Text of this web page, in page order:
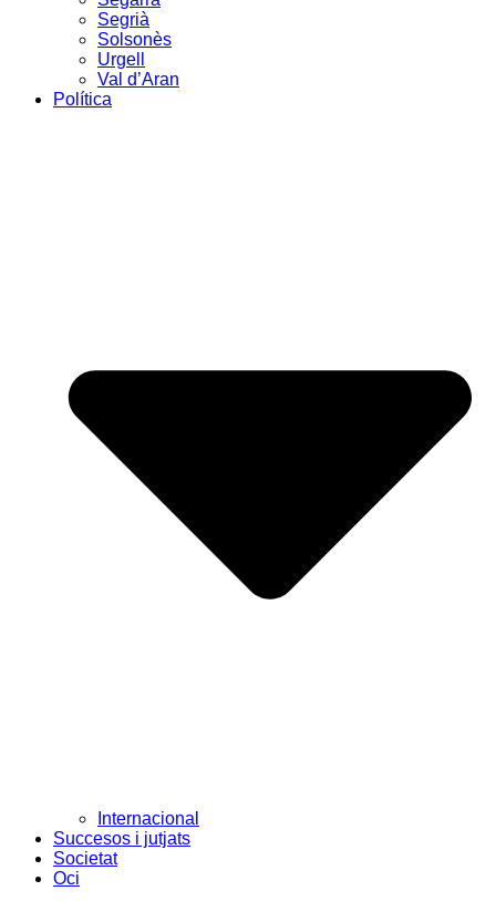
Segrià
Solsonès
Urgell
Val d’Aran
Política
Internacional
Succesos i jutjats
Societat
Oci